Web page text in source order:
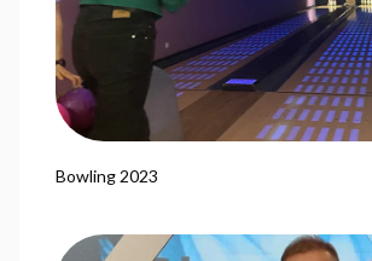
Bowling 2023